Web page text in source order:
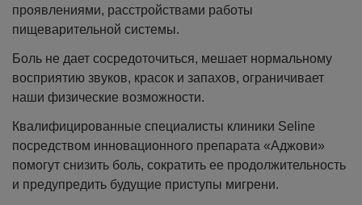
проявлениями, расстройствами работы
пищеварительной системы.
Боль не дает сосредоточиться, мешает нормальному
восприятию звуков, красок и запахов, ограничивает
наши физические возможности.
Квалифицированные специалисты клиники Seline
посредством инновационного препарата «Аджови»
помогут снизить боль, сократить ее продолжительность
и предупредить будущие приступы мигрени.